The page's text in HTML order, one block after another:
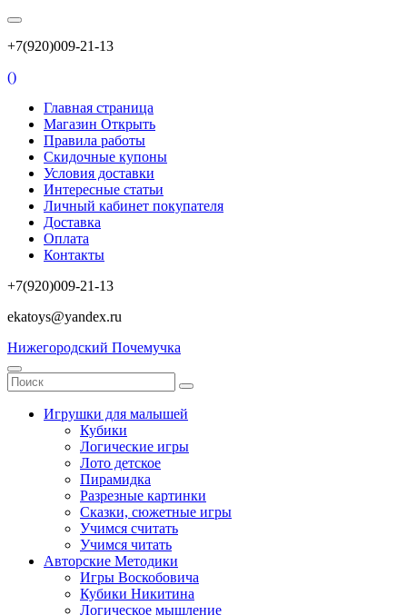
+7(920)009-21-13
()
Главная страница
Магазин Открыть
Правила работы
Скидочные купоны
Условия доставки
Интересные статьи
Личный кабинет покупателя
Доставка
Оплата
Контакты
+7(920)009-21-13
ekatoys@yandex.ru
Нижегородский Почемучка
Игрушки для малышей
Кубики
Логические игры
Лото детское
Пирамидка
Разрезные картинки
Сказки, сюжетные игры
Учимся считать
Учимся читать
Авторские Методики
Игры Воскобовича
Кубики Никитина
Логическое мышление